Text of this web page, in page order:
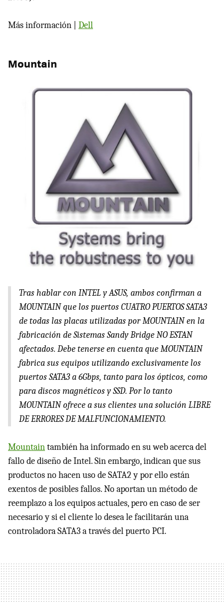
Más información | Dell
Mountain
Tras hablar con INTEL yASUS, ambos confirman a
MOUNTAINque los puertosCUATROPUERTOSSATA3
de todas las placas utilizadas porMOUNTAINen la
fabricación de Sistemas Sandy Bridge NOESTAN
afectados. Debe tenerse en cuenta queMOUNTAIN
fabrica sus equipos utilizando exclusivamente los
puertos SATA3 a 6Gbps, tanto para los ópticos, como
para discos magnéticos ySSD. Por lo tanto
MOUNTAINofrece a sus clientes una solución LIBRE
DEERRORESDEMALFUNCIONAMIENTO.
Mountaintambién ha informado en su web acerca del
fallo de diseño de Intel. Sin embargo, indican que sus
productos no hacen uso de SATA2 y por ello están
exentos de posibles fallos. No aportan un método de
reemplazo a los equipos actuales, pero en caso de ser
necesario y si el cliente lo desea le facilitarán una
controladora SATA3 a través del puertoPCI.